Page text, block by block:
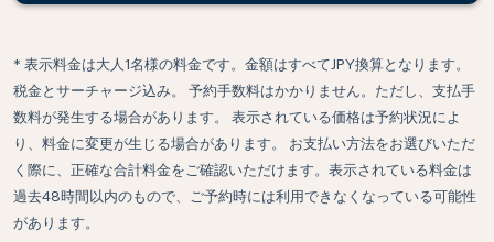
* 表示料金は大人1名様の料金です。金額はすべてJPY換算となります。
税金とサーチャージ込み。 予約手数料はかかりません。ただし、支払手
数料が発生する場合があります。 表示されている価格は予約状況によ
り、料金に変更が生じる場合があります。 お支払い方法をお選びいただ
く際に、正確な合計料金をご確認いただけます。表示されている料金は
過去48時間以内のもので、ご予約時には利用できなくなっている可能性
があります。